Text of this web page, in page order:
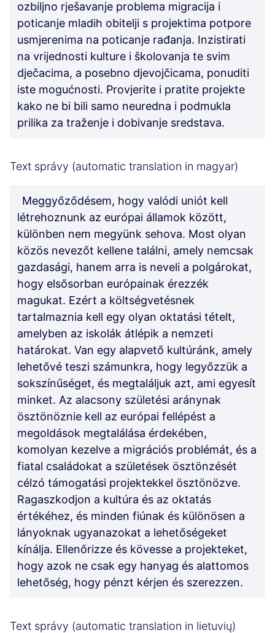
ozbiljno rješavanje problema migracija i
poticanje mladih obitelji s projektima potpore
usmjerenima na poticanje rađanja. Inzistirati
na vrijednosti kulture i školovanja te svim
dječacima, a posebno djevojčicama, ponuditi
iste mogućnosti. Provjerite i pratite projekte
kako ne bi bili samo neuredna i podmukla
prilika za traženje i dobivanje sredstava.
Text správy (automatic translation in magyar)
Meggyőződésem, hogy valódi uniót kell
létrehoznunk az európai államok között,
különben nem megyünk sehova. Most olyan
közös nevezőt kellene találni, amely nemcsak
gazdasági, hanem arra is neveli a polgárokat,
hogy elsősorban európainak érezzék
magukat. Ezért a költségvetésnek
tartalmaznia kell egy olyan oktatási tételt,
amelyben az iskolák átlépik a nemzeti
határokat. Van egy alapvető kultúránk, amely
lehetővé teszi számunkra, hogy legyőzzük a
sokszínűséget, és megtaláljuk azt, ami egyesít
minket. Az alacsony születési aránynak
ösztönöznie kell az európai fellépést a
megoldások megtalálása érdekében,
komolyan kezelve a migrációs problémát, és a
fiatal családokat a születések ösztönzését
célzó támogatási projektekkel ösztönözve.
Ragaszkodjon a kultúra és az oktatás
értékéhez, és minden fiúnak és különösen a
lányoknak ugyanazokat a lehetőségeket
kínálja. Ellenőrizze és kövesse a projekteket,
hogy azok ne csak egy hanyag és alattomos
lehetőség, hogy pénzt kérjen és szerezzen.
Text správy (automatic translation in lietuvių)